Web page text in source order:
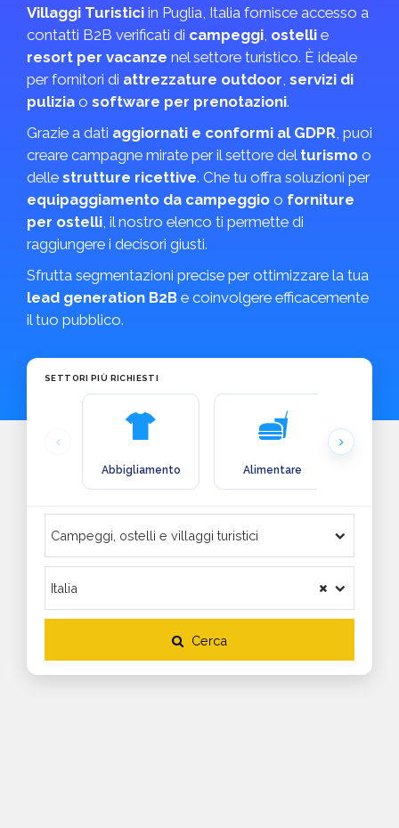
Villaggi Turistici in Puglia, Italia fornisce accesso a
contatti B2B verificati di campeggi, ostelli e
resort per vacanze nel settore turistico. È ideale
per fornitori di attrezzature outdoor, servizi di
pulizia o software per prenotazioni.
Grazie a dati aggiornati e conformi al GDPR, puoi
creare campagne mirate per il settore del turismo o
delle strutture ricettive. Che tu offra soluzioni per
equipaggiamento da campeggio o forniture
per ostelli, il nostro elenco ti permette di
raggiungere i decisori giusti.
Sfrutta segmentazioni precise per ottimizzare la tua
lead generation B2B e coinvolgere efficacemente
il tuo pubblico.
SETTORI PIÙ RICHIESTI
Abbigliamento Alimentare
Cerca